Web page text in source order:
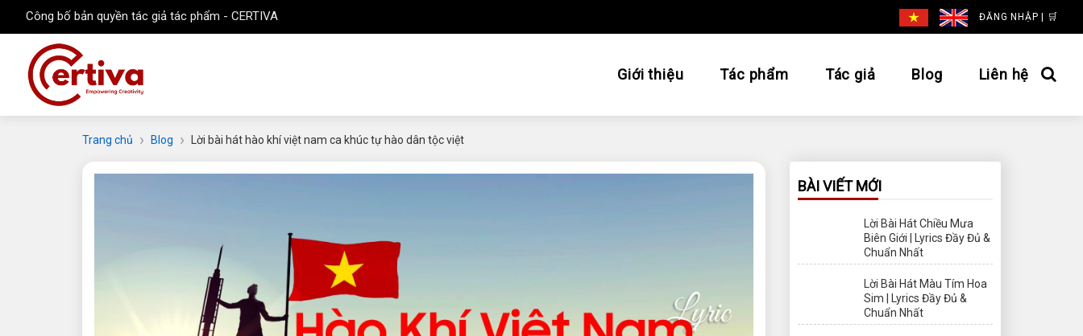
Công bố bản quyền tác giả tác phẩm - CERTIVA ĐĂNG NHẬP 🛒
Giới thiệu Tác phẩm Tác giả Blog Liên hệ
Trang chủ Blog Lời bài hát hào khí việt nam ca khúc tự hào dân tộc việt
BÀI VIẾT MỚI
Lời Bài Hát Chiều Mưa
Biên Giới | Lyrics Đầy Đủ &
Chuẩn Nhất
Lời Bài Hát Màu Tím Hoa
Sim | Lyrics Đầy Đủ &
Chuẩn Nhất